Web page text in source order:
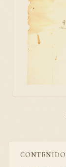
CONTENIDO